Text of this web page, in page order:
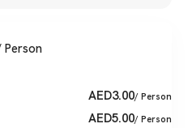
Person
AED3.00/ Person
AED5.00/ Person